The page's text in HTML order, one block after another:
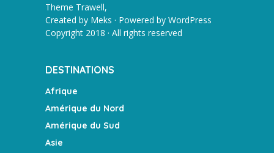
Theme Trawell,
Created by Meks · Powered by WordPress
Copyright 2018 · All rights reserved
DESTINATIONS
Afrique
Amérique du Nord
Amérique du Sud
Asie